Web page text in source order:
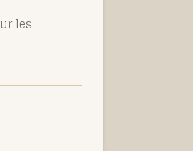
les